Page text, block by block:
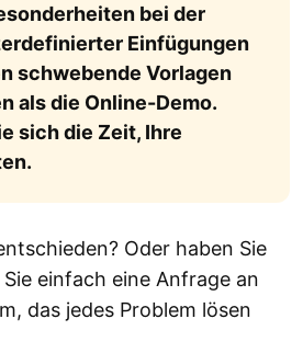
bei der
Einfügungen
schwebende Vorlagen
als die Online-Demo.
sich die Zeit, Ihre
Oder haben Sie
einfach eine Anfrage an
das jedes Problem lösen